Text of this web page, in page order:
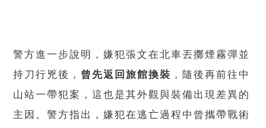
警方進一步說明，嫌犯張文在北車丟擲煙霧彈並
持刀行兇後， 曾先返回旅館換裝 ，隨後再前往中
山站一帶犯案，這也是其外觀與裝備出現差異的
主因。警方指出，嫌犯在逃亡過程中曾攜帶戰術